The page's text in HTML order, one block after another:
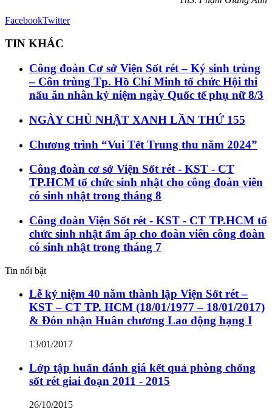
FacebookTwitter
TIN KHÁC
Công đoàn Cơ sở Viện Sốt rét – Ký sinh trùng
– Côn trùng Tp. Hồ Chí Minh tổ chức Hội thi
nấu ăn nhân kỷ niệm ngày Quốc tế phụ nữ 8/3
NGÀY CHỦ NHẬT XANH LẦN THỨ 155
Chương trình “Vui Tết Trung thu năm 2024”
Công đoàn cơ sở Viện Sốt rét - KST - CT
TP.HCM tổ chức sinh nhật cho công đoàn viên
có sinh nhật trong tháng 8
Công đoàn Viện Sốt rét - KST - CT TP.HCM tổ
chức sinh nhật ấm áp cho đoàn viên công đoàn
có sinh nhật trong tháng 7
Tin nổi bật
Lễ kỷ niệm 40 năm thành lập Viện Sốt rét –
KST – CT TP. HCM (18/01/1977 – 18/01/2017)
& Đón nhận Huân chương Lao động hạng I
13/01/2017
Lớp tập huấn đánh giá kết quả phòng chống
sốt rét giai đoạn 2011 - 2015
26/10/2015